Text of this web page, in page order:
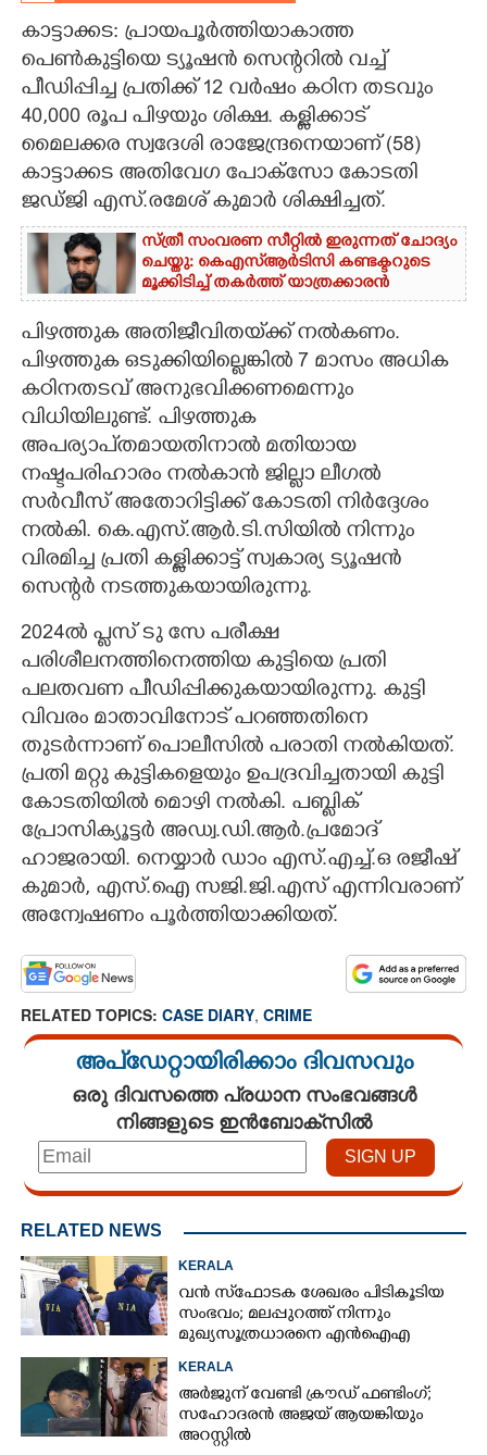
CARTOONS
LITERATURE
കാട്ടാക്കട: പ്രായപൂർത്തിയാകാത്ത
പെൺകുട്ടിയെ ട്യൂഷൻ സെന്ററിൽ വച്ച്
പീഡിപ്പിച്ച പ്രതിക്ക് 12 വർഷം കഠിന തടവും
40,000 രൂപ പിഴയും ശിക്ഷ. കള്ളിക്കാട്
മൈലക്കര സ്വദേശി രാജേന്ദ്രനെയാണ് (58)
കാട്ടാക്കട അതിവേഗ പോക്സോ കോടതി
ജഡ്ജി എസ്.രമേശ് കുമാർ ശിക്ഷിച്ചത്.
സ്ത്രീ സംവരണ സീറ്റിൽ ഇരുന്നത് ചോദ്യം
ചെയ്തു: കെഎസ്ആർടിസി കണ്ടക്ടറുടെ
മൂക്കിടിച്ച് തകർത്ത് യാത്രക്കാരൻ
പിഴത്തുക അതിജീവിതയ്‌ക്ക് നൽകണം.
പിഴത്തുക ഒടുക്കിയില്ലെങ്കിൽ 7 മാസം അധിക
കഠിനതടവ് അനുഭവിക്കണമെന്നും
വിധിയിലുണ്ട്. പിഴത്തുക
അപര്യാ‌പ്‌തമായതിനാൽ മതിയായ
നഷ്ടപരിഹാരം നൽകാൻ ജില്ലാ ലീഗൽ
സർവീസ് അതോറിട്ടിക്ക് കോടതി നിർദ്ദേശം
നൽകി. കെ.എസ്.ആർ.ടി.സിയിൽ നിന്നും
വിരമിച്ച പ്രതി കള്ളിക്കാട്ട് സ്വകാര്യ ട്യൂഷൻ
സെന്റർ നടത്തുകയായിരുന്നു.
2024ൽ പ്ലസ് ടു സേ പരീക്ഷ
പരിശീലനത്തിനെത്തിയ കുട്ടിയെ പ്രതി
പലതവണ പീഡിപ്പിക്കുകയായിരുന്നു. കുട്ടി
വിവരം മാതാവിനോട് പറഞ്ഞതിനെ
തുടർന്നാണ് പൊലീസിൽ പരാതി നൽകിയത്.
പ്രതി മറ്റു കുട്ടികളെയും ഉപദ്രവിച്ചതായി കുട്ടി
കോടതിയിൽ മൊഴി നൽകി. പബ്ലിക്
പ്രോസിക്യൂട്ടർ അഡ്വ.ഡി.ആർ.പ്രമോദ്
ഹാജരായി. നെയ്യാർ ഡാം എസ്.എച്ച്.ഒ രജീഷ്
കുമാർ, എസ്.ഐ സജി.ജി.എസ് എന്നിവരാണ്
അന്വേഷണം പൂർത്തിയാക്കിയത്.
RELATED TOPICS: CASE DIARY, CRIME
അപ്ഡേറ്റായിരിക്കാം ദിവസവും
ഒരു ദിവസത്തെ പ്രധാന സംഭവങ്ങൾ
നിങ്ങളുടെ ഇൻബോക്സിൽ
RELATED NEWS
KERALA
വൻ സ്‌ഫോടക ശേഖരം പിടികൂടിയ
സംഭവം; മലപ്പുറത്ത് നിന്നും
മുഖ്യസൂത്രധാരനെ എൻഐഎ
KERALA
അർജുന് വേണ്ടി ക്രൗഡ് ഫണ്ടിംഗ്;
സഹോദരൻ അജയ് ആയങ്കിയും
അറസ്റ്റിൽ